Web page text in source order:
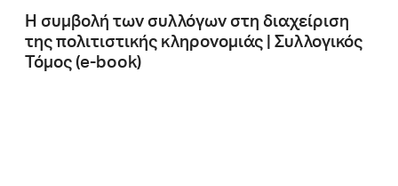
Η συμβολή των συλλόγων στη διαχείριση
της πολιτιστικής κληρονομιάς | Συλλογικός
Τόμος (e-book)